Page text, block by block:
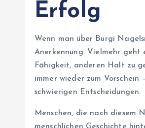
Erfolg
Wenn man über Burgi
Anerkennung. Vielmehr geht
Fähigkeit, anderen Halt zu
immer wieder zum Vorschein
schwierigen Entscheidungen.
Menschen, die nach diesem